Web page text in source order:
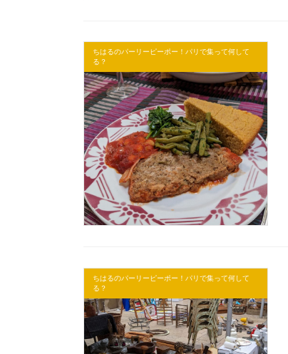
ちはるのパーリーピーポー！パリで集って何して
る？
ちはるのパーリーピーポー！パリで集って何して
る？